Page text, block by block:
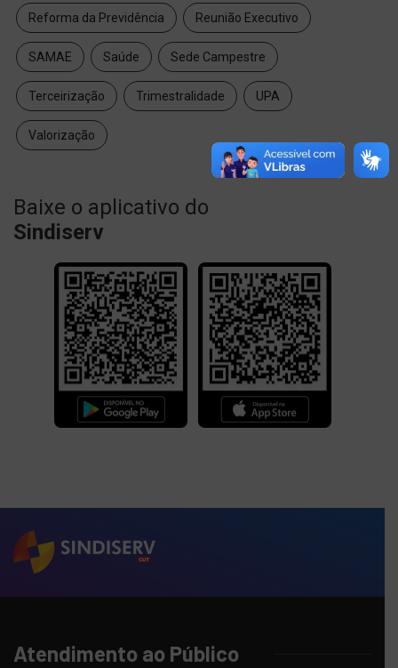
Reforma da Previdência Reunião Executivo
SAMAE Saúde Sede Campestre
Terceirização Trimestralidade UPA
Valorização
Baixe o aplicativo do
Sindiserv
Atendimento ao Público